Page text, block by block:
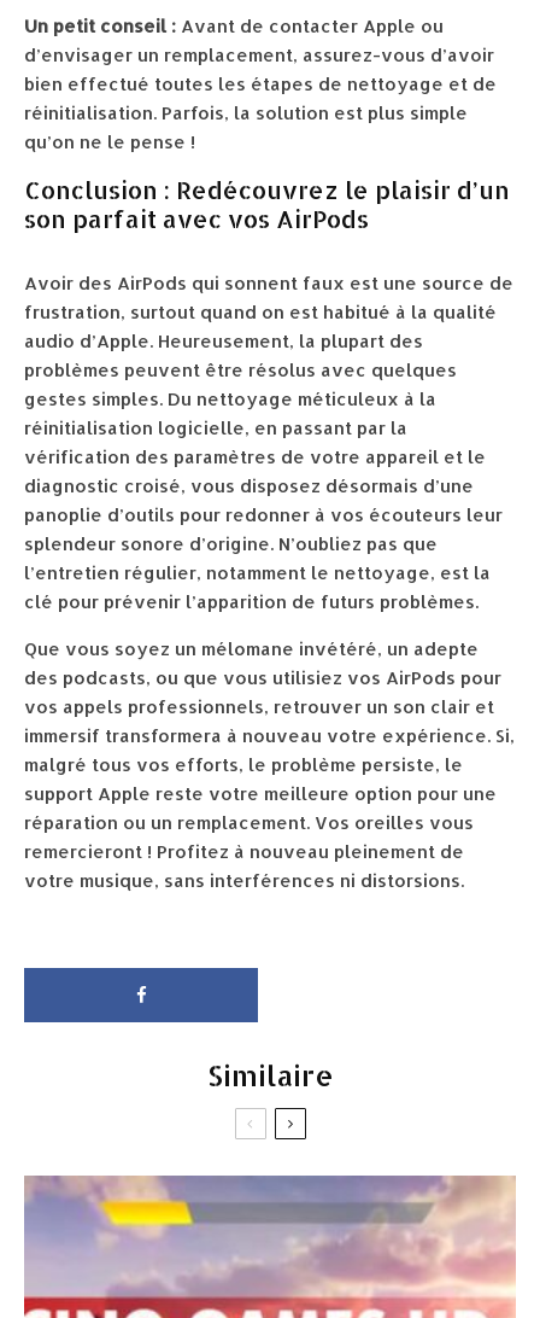
Un petit conseil : Avant de contacter Apple ou
d’envisager un remplacement, assurez-vous d’avoir
bien effectué toutes les étapes de nettoyage et de
réinitialisation. Parfois, la solution est plus simple
qu’on ne le pense !
Conclusion : Redécouvrez le plaisir d’un
son parfait avec vos AirPods
Avoir des AirPods qui sonnent faux est une source de
frustration, surtout quand on est habitué à la qualité
audio d’Apple. Heureusement, la plupart des
problèmes peuvent être résolus avec quelques
gestes simples. Du nettoyage méticuleux à la
réinitialisation logicielle, en passant par la
vérification des paramètres de votre appareil et le
diagnostic croisé, vous disposez désormais d’une
panoplie d’outils pour redonner à vos écouteurs leur
splendeur sonore d’origine. N’oubliez pas que
l’entretien régulier, notamment le nettoyage, est la
clé pour prévenir l’apparition de futurs problèmes.
Que vous soyez un mélomane invétéré, un adepte
des podcasts, ou que vous utilisiez vos AirPods pour
vos appels professionnels, retrouver un son clair et
immersif transformera à nouveau votre expérience. Si,
malgré tous vos efforts, le problème persiste, le
support Apple reste votre meilleure option pour une
réparation ou un remplacement. Vos oreilles vous
remercieront ! Profitez à nouveau pleinement de
votre musique, sans interférences ni distorsions.
Similaire